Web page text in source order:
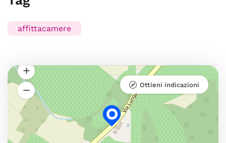
affittacamere
Ottieni indicazioni